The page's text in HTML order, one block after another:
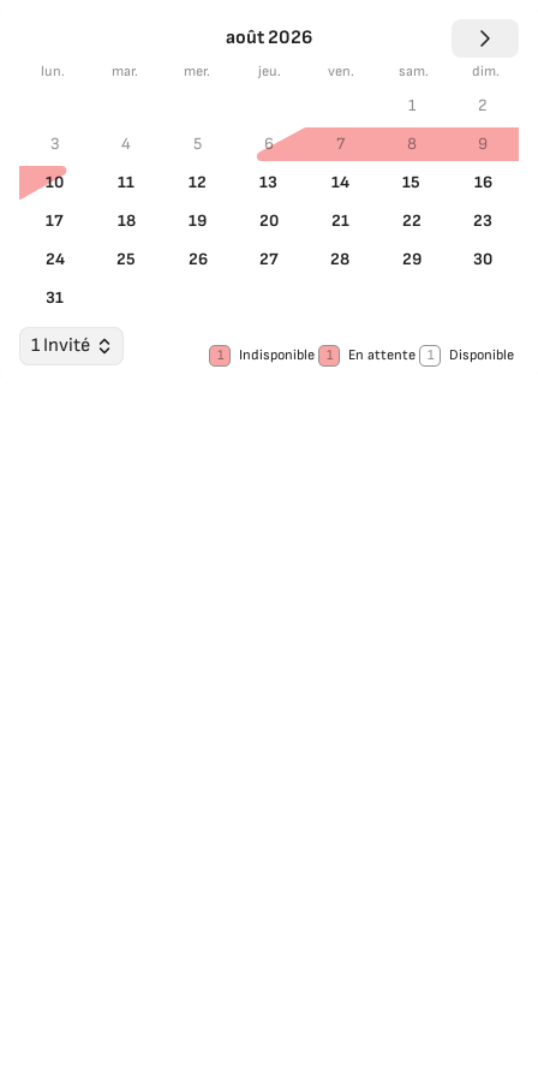
août 2026
lun. mar. mer. jeu. ven. sam. dim.
1
2
3
4 5 6 7 8
9
10
11 12 13 14 15
16
17
18 19 20 21 22
23
24
25 26 27 28 29
30
31
1 Invité 1 Indisponible 1 En attente 1 Disponible